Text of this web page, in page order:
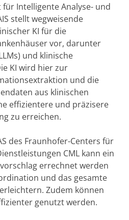
Intelligente Analyse- und
stellt wegweisende
KI für die
vor, darunter
und klinische
KI wird hier zur
und die
aus klinischen
effizientere und präzisere
zu erreichen.
des Fraunhofer-Centers für
CML kann ein
errechnet werden
und das gesamte
Zudem können
genutzt werden.